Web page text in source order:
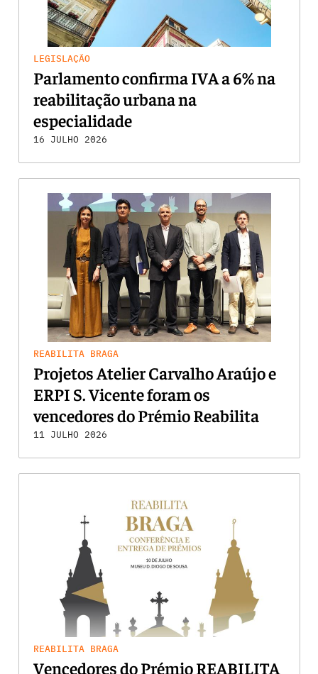
LEGISLAÇÃO
Parlamento confirma IVA a 6% na
reabilitação urbana na
especialidade
16 JULHO 2026
REABILITA BRAGA
Projetos Atelier Carvalho Araújo e
ERPI S. Vicente foram os
vencedores do Prémio Reabilita
Braga 2026
11 JULHO 2026
REABILITA BRAGA
Vencedores do Prémio REABILITA